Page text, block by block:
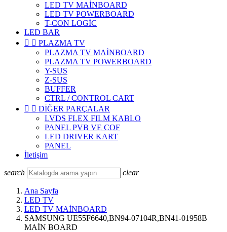
LED TV MAİNBOARD
LED TV POWERBOARD
T-CON LOGİC
LED BAR
  PLAZMA TV
PLAZMA TV MAİNBOARD
PLAZMA TV POWERBOARD
Y-SUS
Z-SUS
BUFFER
CTRL / CONTROL CART
  DİĞER PARÇALAR
LVDS FLEX FILM KABLO
PANEL PVB VE COF
LED DRIVER KART
PANEL
İletişim
search clear
Ana Sayfa
LED TV
LED TV MAİNBOARD
SAMSUNG UE55F6640,BN94-07104R,BN41-01958B
MAİN BOARD